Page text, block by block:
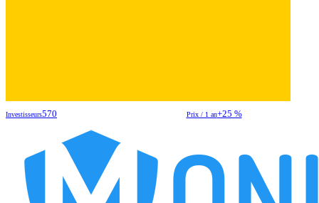
Investisseurs570 Prix / 1 an+25 %